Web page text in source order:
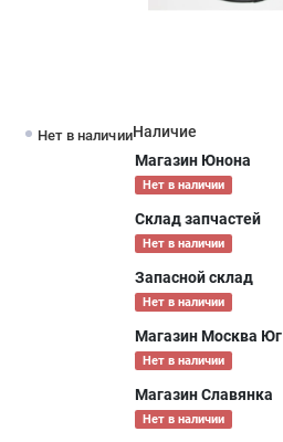
Нет в наличииНаличие
Магазин Юнона
Нет в наличии
Склад запчастей
Нет в наличии
Запасной склад
Нет в наличии
Магазин Москва Юг
Нет в наличии
Магазин Славянка
Нет в наличии